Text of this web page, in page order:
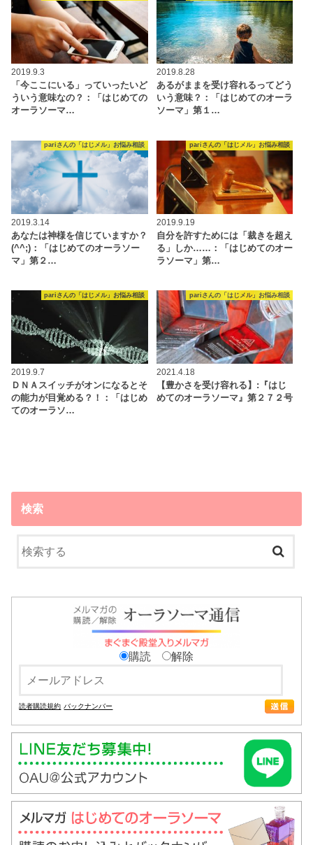
2019.9.3
「今ここにいる」っていったいど
ういう意味なの？：「はじめての
オーラソーマ…
2019.8.28
あるがままを受け容れるってどう
いう意味？：「はじめてのオーラ
ソーマ」第１…
pariさんの「はじメル」お悩み相談
2019.3.14
あなたは神様を信じていますか？
(^^;)：「はじめてのオーラソー
マ」第２…
pariさんの「はじメル」お悩み相談
2019.9.19
自分を許すためには「裁きを超え
る」しか……：「はじめてのオー
ラソーマ」第…
pariさんの「はじメル」お悩み相談
2019.9.7
ＤＮＡスイッチがオンになるとそ
の能力が目覚める？！：「はじめ
てのオーラソ…
pariさんの「はじメル」お悩み相談
2021.4.18
【豊かさを受け容れる】:『はじ
めてのオーラソーマ』第２７２号
検索
購読 解除
読者購読規約 バックナンバー